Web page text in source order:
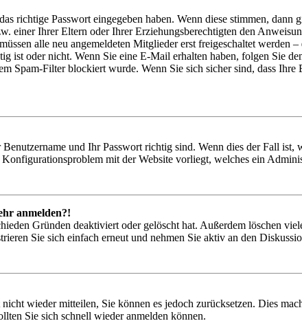
richtige Passwort eingegeben haben. Wenn diese stimmen, dann
einer Ihrer Eltern oder Ihrer Erziehungsberechtigten den
alle neu angemeldeten Mitglieder erst freigeschaltet werden
ist oder nicht. Wenn Sie eine E-Mail erhalten haben, folgen Sie
Spam-Filter blockiert wurde. Wenn Sie sich sicher sind, dass
und Ihr Passwort richtig sind. Wenn dies der Fall ist,
mit der Website vorliegt, welches ein
anmelden?!
Gründen deaktiviert oder gelöscht hat. Außerdem löschen
Sie sich einfach erneut und nehmen Sie aktiv an den
wieder mitteilen, Sie können es jedoch zurücksetzen. Dies
Sie sich schnell wieder anmelden können.